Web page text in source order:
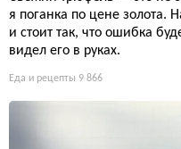
я поганка по цене золота.
и стоит так, что ошибка
видел его в руках.
Еда и рецепты 9 866